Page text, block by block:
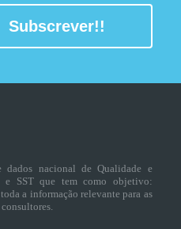
Subscrever!!
nacional de Qualidade e
e SST que tem como objetivo:
a informação relevante para as